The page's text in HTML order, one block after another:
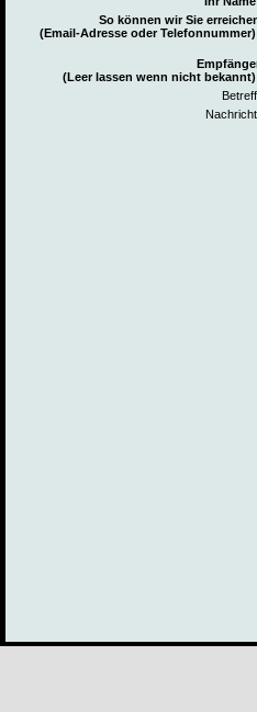
So können wir Sie
(Email-Adresse oder
(Leer lassen wenn nicht